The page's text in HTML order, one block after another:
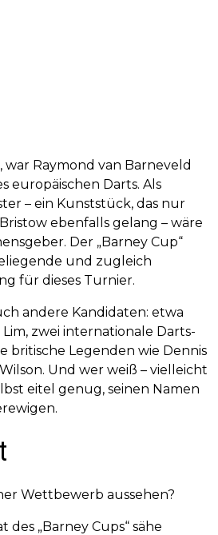
Raymond van Barneveld
europäischen Darts. Als
– ein Kunststück, das nur
ebenfalls gelang – wäre
Der „Barney Cup“
und zugleich
für dieses Turnier.
andere Kandidaten: etwa
zwei internationale Darts-
britische Legenden wie Dennis
Und wer weiß – vielleicht
eitel genug, seinen Namen
Wettbewerb aussehen?
des „Barney Cups“ sähe